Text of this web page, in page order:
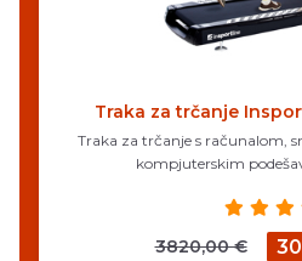
Traka za trčanje
Traka za trčanje s računalom,
kompjuterskim
3820,00 €